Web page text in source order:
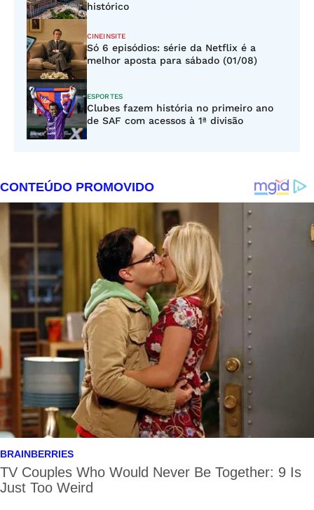
histórico
CINEINSITE
Só 6 episódios: série da Netflix é a
melhor aposta para sábado (01/08)
ESPORTES
Clubes fazem história no primeiro ano
de SAF com acessos à 1ª divisão